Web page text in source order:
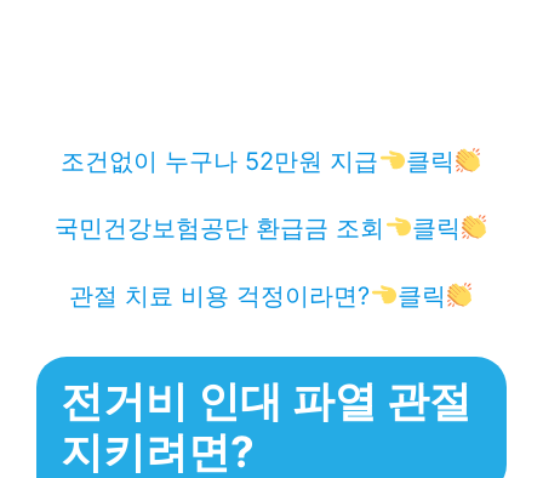
조건없이 누구나 52만원 지급 클릭
국민건강보험공단 환급금 조회 클릭
관절 치료 비용 걱정이라면? 클릭
전거비 인대 파열 관절
지키려면?